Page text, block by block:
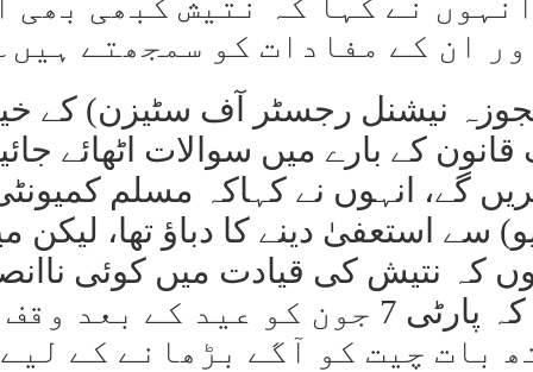
ان کے مفادات کو سمجھتے
نیشنل رجسٹر آف سٹیزن) کے
کے بارے میں سوالات اٹھائے
گے، انہوں نے کہاکہ مسلم
استعفیٰ دینے کا دباؤ تھا، لیکن
کہ نتیش کی قیادت میں کوئی
نہیں ہوگی، انہوں نے مزید کہا کہ پارٹی 7 جون کو عید کے بعد وقف
بات چیت کو آگے بڑھانے کے لیے